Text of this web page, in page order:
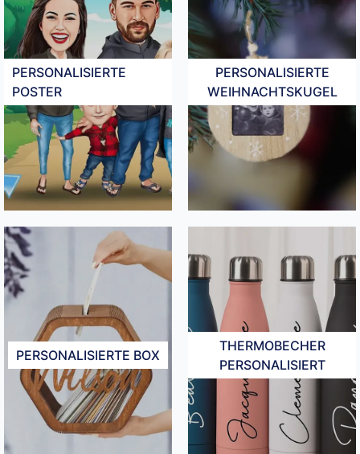
PERSONALISIERTE
POSTER
PERSONALISIERTE
WEIHNACHTSKUGEL​
PERSONALISIERTE BOX
THERMOBECHER
PERSONALISIERT​